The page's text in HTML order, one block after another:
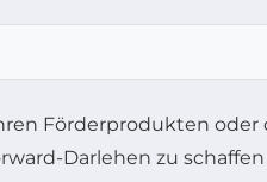
Förderprodukten oder
Darlehen zu